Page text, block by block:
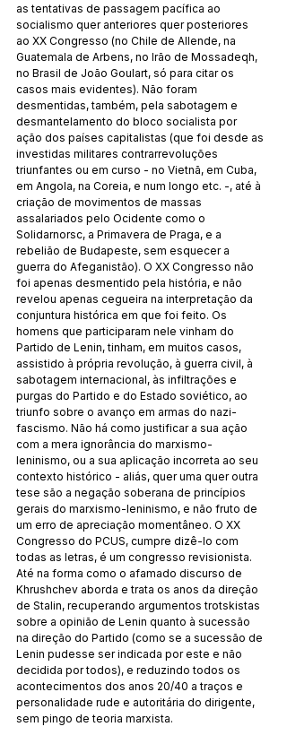
as tentativas de passagem pacífica ao
socialismo quer anteriores quer posteriores
ao XX Congresso (no Chile de Allende, na
Guatemala de Arbens, no Irão de Mossadeqh,
no Brasil de João Goulart, só para citar os
casos mais evidentes). Não foram
desmentidas, também, pela sabotagem e
desmantelamento do bloco socialista por
ação dos países capitalistas (que foi desde as
investidas militares contrarrevoluções
triunfantes ou em curso - no Vietnã, em Cuba,
em Angola, na Coreia, e num longo etc. -, até à
criação de movimentos de massas
assalariados pelo Ocidente como o
Solidarnorsc, a Primavera de Praga, e a
rebelião de Budapeste, sem esquecer a
guerra do Afeganistão). O XX Congresso não
foi apenas desmentido pela história, e não
revelou apenas cegueira na interpretação da
conjuntura histórica em que foi feito. Os
homens que participaram nele vinham do
Partido de Lenin, tinham, em muitos casos,
assistido à própria revolução, à guerra civil, à
sabotagem internacional, às infiltrações e
purgas do Partido e do Estado soviético, ao
triunfo sobre o avanço em armas do nazi-
fascismo. Não há como justificar a sua ação
com a mera ignorância do marxismo-
leninismo, ou a sua aplicação incorreta ao seu
contexto histórico - aliás, quer uma quer outra
tese são a negação soberana de princípios
gerais do marxismo-leninismo, e não fruto de
um erro de apreciação momentâneo. O XX
Congresso do PCUS, cumpre dizê-lo com
todas as letras, é um congresso revisionista.
Até na forma como o afamado discurso de
Khrushchev aborda e trata os anos da direção
de Stalin, recuperando argumentos trotskistas
sobre a opinião de Lenin quanto à sucessão
na direção do Partido (como se a sucessão de
Lenin pudesse ser indicada por este e não
decidida por todos), e reduzindo todos os
acontecimentos dos anos 20/40 a traços e
personalidade rude e autoritária do dirigente,
sem pingo de teoria marxista.